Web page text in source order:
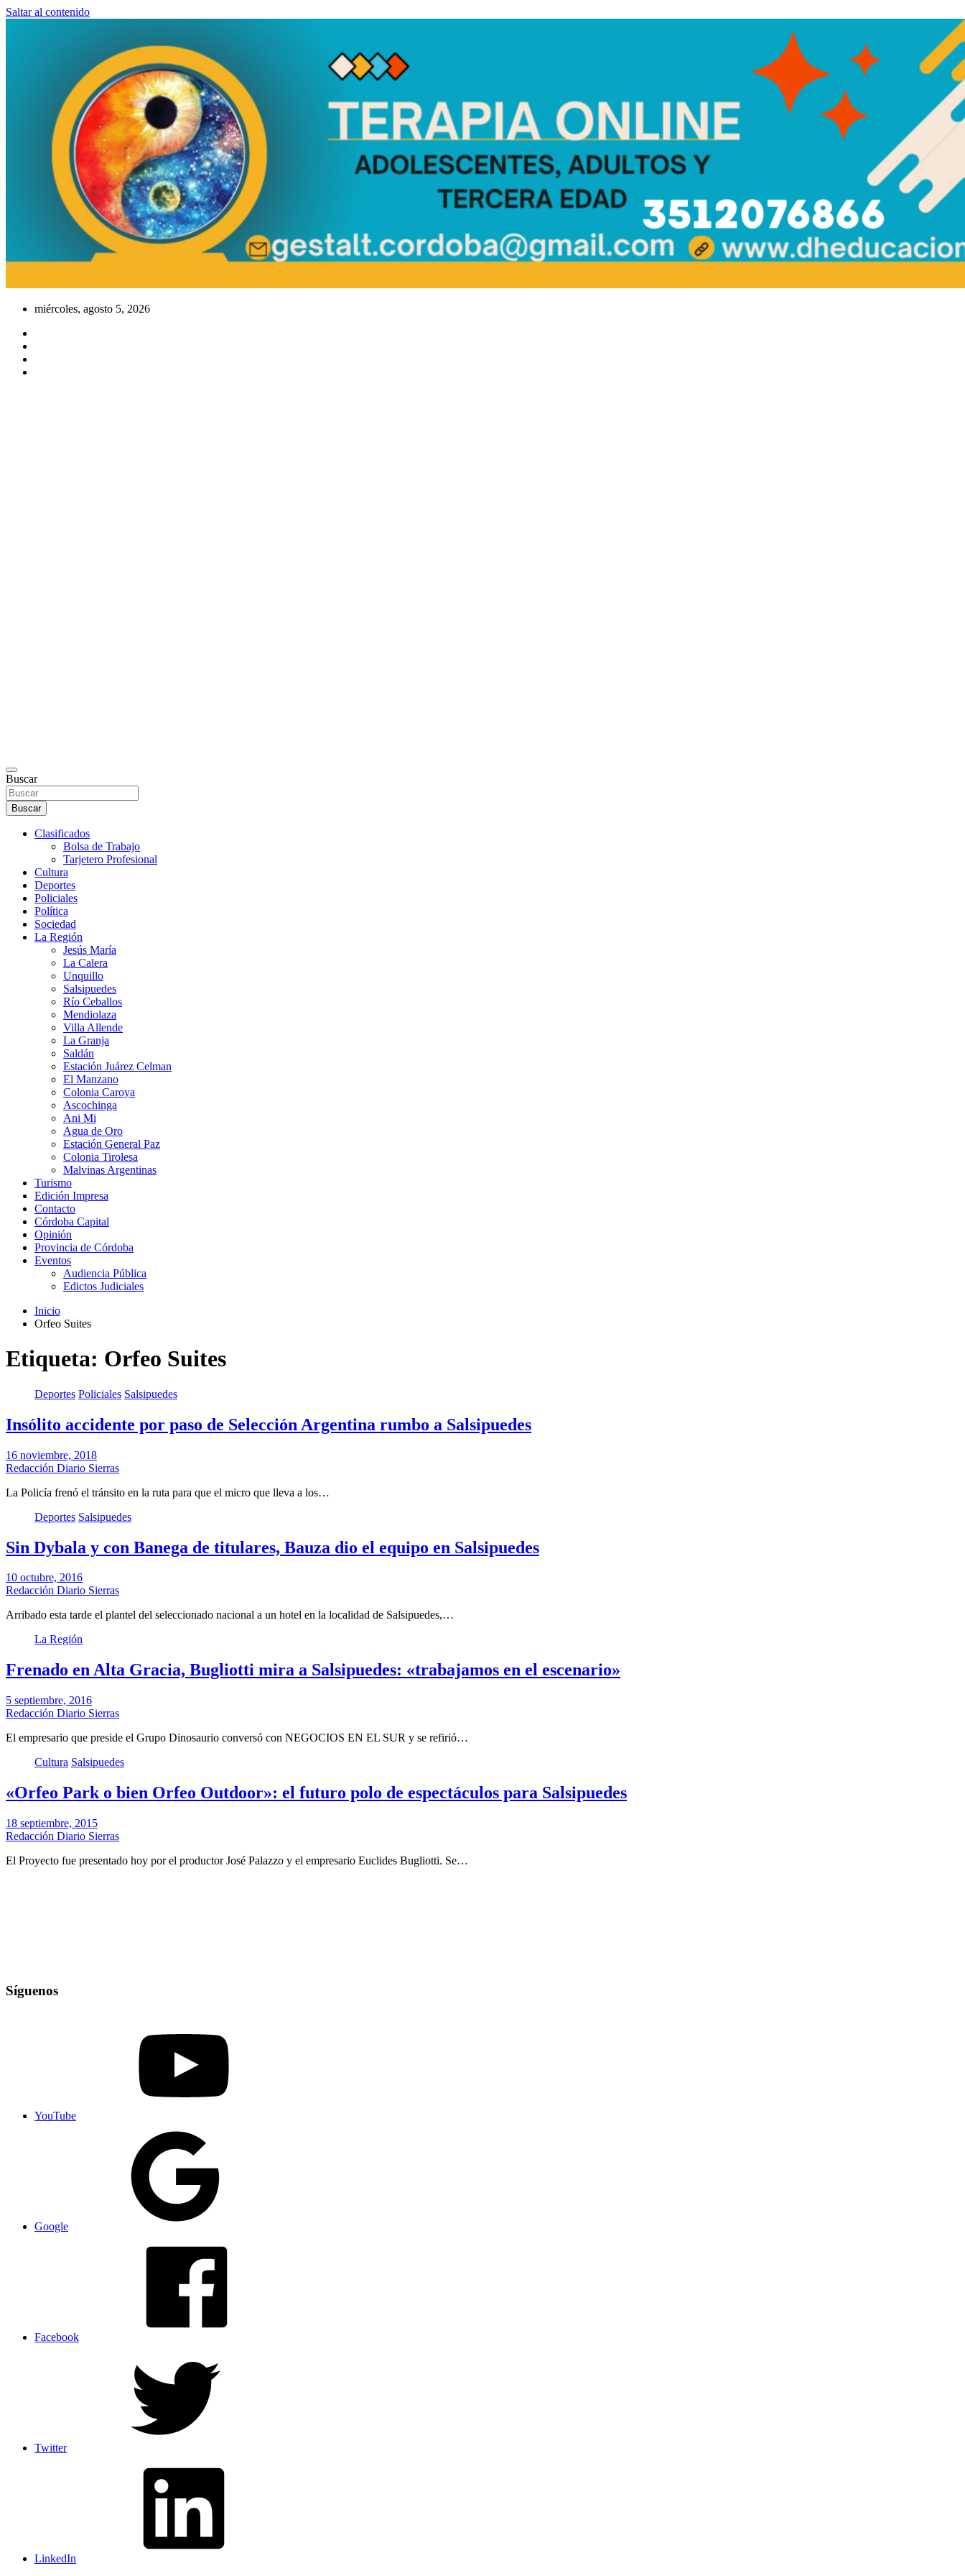
Saltar al contenido
miércoles, agosto 5, 2026
Buscar
Buscar
Clasificados
Bolsa de Trabajo
Tarjetero Profesional
Cultura
Deportes
Policiales
Política
Sociedad
La Región
Jesús María
La Calera
Unquillo
Salsipuedes
Río Ceballos
Mendiolaza
Villa Allende
La Granja
Saldán
Estación Juárez Celman
El Manzano
Colonia Caroya
Ascochinga
Ani Mi
Agua de Oro
Estación General Paz
Colonia Tirolesa
Malvinas Argentinas
Turismo
Edición Impresa
Contacto
Córdoba Capital
Opinión
Provincia de Córdoba
Eventos
Audiencia Pública
Edictos Judiciales
Inicio
Orfeo Suites
Etiqueta: Orfeo Suites
Deportes Policiales Salsipuedes
Insólito accidente por paso de Selección Argentina rumbo a Salsipuedes
16 noviembre, 2018
Redacción Diario Sierras
La Policía frenó el tránsito en la ruta para que el micro que lleva a los…
Deportes Salsipuedes
Sin Dybala y con Banega de titulares, Bauza dio el equipo en Salsipuedes
10 octubre, 2016
Redacción Diario Sierras
Arribado esta tarde el plantel del seleccionado nacional a un hotel en la localidad de Salsipuedes,…
La Región
Frenado en Alta Gracia, Bugliotti mira a Salsipuedes: «trabajamos en el escenario»
5 septiembre, 2016
Redacción Diario Sierras
El empresario que preside el Grupo Dinosaurio conversó con NEGOCIOS EN EL SUR y se refirió…
Cultura Salsipuedes
«Orfeo Park o bien Orfeo Outdoor»: el futuro polo de espectáculos para Salsipuedes
18 septiembre, 2015
Redacción Diario Sierras
El Proyecto fue presentado hoy por el productor José Palazzo y el empresario Euclides Bugliotti. Se…
Síguenos
YouTube
Google
Facebook
Twitter
LinkedIn